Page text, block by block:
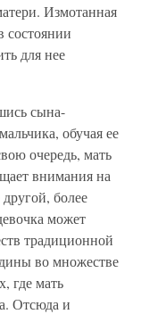
Измотанная
состоянии
для нее
сына-
обучая ее
очередь, мать
внимания на
более
может
традиционной
во множестве
где мать
Отсюда и